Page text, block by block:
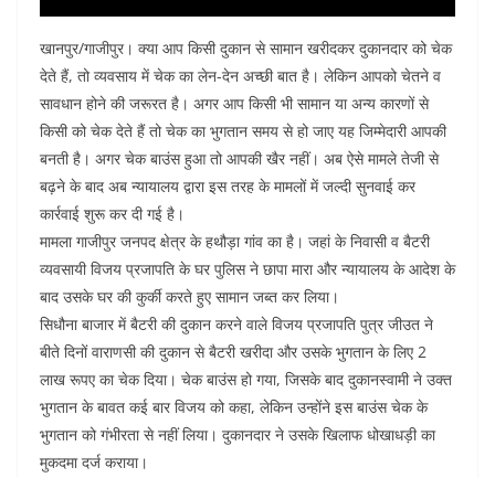
खानपुर/गाजीपुर। क्या आप किसी दुकान से सामान खरीदकर दुकानदार को चेक
देते हैं, तो व्यवसाय में चेक का लेन-देन अच्छी बात है। लेकिन आपको चेतने व
सावधान होने की जरूरत है। अगर आप किसी भी सामान या अन्य कारणों से
किसी को चेक देते हैं तो चेक का भुगतान समय से हो जाए यह जिम्मेदारी आपकी
बनती है। अगर चेक बाउंस हुआ तो आपकी खैर नहीं। अब ऐसे मामले तेजी से
बढ़ने के बाद अब न्यायालय द्वारा इस तरह के मामलों में जल्दी सुनवाई कर
कार्रवाई शुरू कर दी गई है।
मामला गाजीपुर जनपद क्षेत्र के हथौड़ा गांव का है। जहां के निवासी व बैटरी
व्यवसायी विजय प्रजापति के घर पुलिस ने छापा मारा और न्यायालय के आदेश के
बाद उसके घर की कुर्की करते हुए सामान जब्त कर लिया।
सिधौना बाजार में बैटरी की दुकान करने वाले विजय प्रजापति पुत्र जीउत ने
बीते दिनों वाराणसी की दुकान से बैटरी खरीदा और उसके भुगतान के लिए 2
लाख रूपए का चेक दिया। चेक बाउंस हो गया, जिसके बाद दुकानस्वामी ने उक्त
भुगतान के बावत कई बार विजय को कहा, लेकिन उन्होंने इस बाउंस चेक के
भुगतान को गंभीरता से नहीं लिया। दुकानदार ने उसके खिलाफ धोखाधड़ी का
मुकदमा दर्ज कराया।